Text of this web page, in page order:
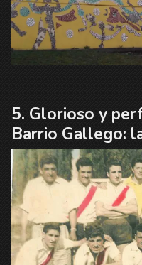
Glorioso y
Barrio Gallego: